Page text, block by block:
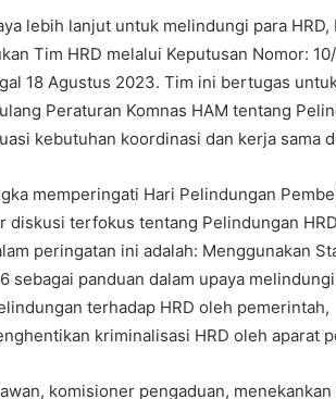
lebih lanjut untuk melindungi para
Tim HRD melalui Keputusan Nomor:
18 Agustus 2023. Tim ini bertugas
Peraturan Komnas HAM tentang
kebutuhan koordinasi dan kerja sama
memperingati Hari Pelindungan
diskusi terfokus tentang Pelindungan
peringatan ini adalah: Menggunakan
sebagai panduan dalam upaya
terhadap HRD oleh pemerintah,
kriminalisasi HRD oleh aparat
komisioner pengaduan,